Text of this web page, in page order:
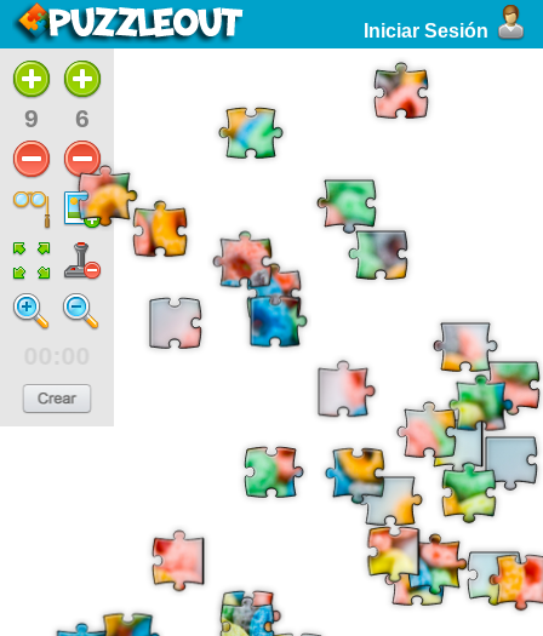
Iniciar Sesión